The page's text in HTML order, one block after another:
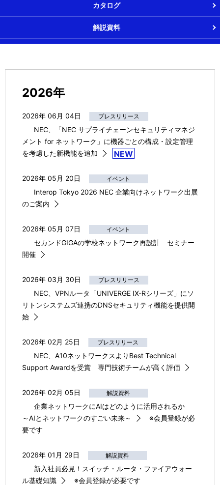
カタログ
解説資料
2026年
2026年 06月 04日 プレスリリース
NEC、「NEC サプライチェーンセキュリティマネジ
メント for ネットワーク」に機器ごとの構成・設定管理
を考慮した新機能を追加
NEW
2026年 05月 20日 イベント
Interop Tokyo 2026 NEC 企業向けネットワーク出展
のご案内
2026年 05月 07日 イベント
セカンドGIGAの学校ネットワーク再設計 セミナー
開催
2026年 03月 30日 プレスリリース
NEC、VPNルータ「UNIVERGE IX-Rシリーズ」にソ
リトンシステムズ連携のDNSセキュリティ機能を提供開
始
2026年 02月 25日 プレスリリース
NEC、A10ネットワークスよりBest Technical
Support Awardを受賞 専門技術チームが高く評価
2026年 02月 05日 解説資料
企業ネットワークにAIはどのように活用されるか
～AIとネットワークのすごい未来～
※会員登録が必
要です
2026年 01月 29日 解説資料
新入社員必見！スイッチ・ルータ・ファイアウォー
ル基礎知識
※会員登録が必要です